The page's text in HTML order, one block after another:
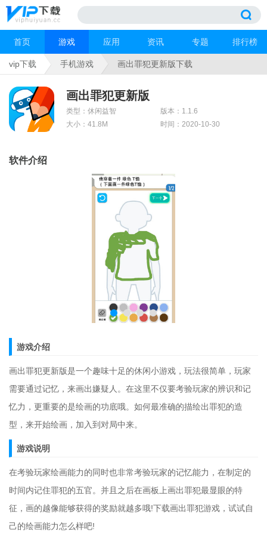
首页 游戏 应用 资讯 专题 排行榜
vip下载 手机游戏 画出罪犯更新版下载
画出罪犯更新版
类型：休闲益智
版本：1.1.6
大小：41.8M
时间：2020-10-30
软件介绍
游戏介绍
画出罪犯更新版是一个趣味十足的休闲小游戏，玩法很简单，玩家
需要通过记忆，来画出嫌疑人。在这里不仅要考验玩家的辨识和记
忆力，更重要的是绘画的功底哦。如何最准确的描绘出罪犯的造
型，来开始绘画，加入到对局中来。
游戏说明
在考验玩家绘画能力的同时也非常考验玩家的记忆能力，在制定的
时间内记住罪犯的五官。并且之后在画板上画出罪犯最显眼的特
征，画的越像能够获得的奖励就越多哦!下载画出罪犯游戏，试试自
己的绘画能力怎么样吧!